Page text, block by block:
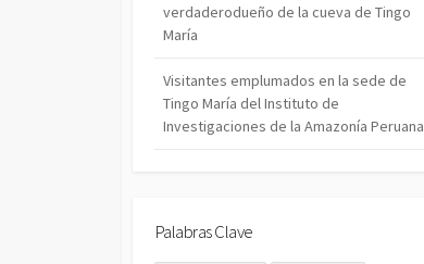
verdaderodueño de la cueva de Tingo
María
Visitantes emplumados en la sede de
Tingo María del Instituto de
Investigaciones de la Amazonía Peruana
Palabras Clave